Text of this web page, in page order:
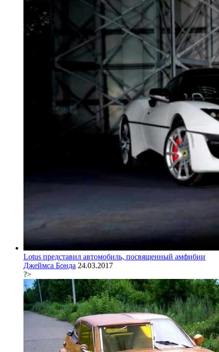
Lotus представил автомобиль, посвященный амфибии
Джеймса Бонда 24.03.2017
?>